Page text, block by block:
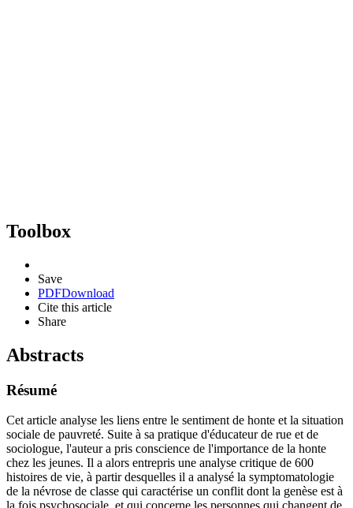
Toolbox
Save
PDFDownload
Cite this article
Share
Abstracts
Résumé
Cet article analyse les liens entre le sentiment de honte et la situation
sociale de pauvreté. Suite à sa pratique d'éducateur de rue et de
sociologue, l'auteur a pris conscience de l'importance de la honte
chez les jeunes. Il a alors entrepris une analyse critique de 600
histoires de vie, à partir desquelles il a analysé la symptomatologie
de la névrose de classe qui caractérise un conflit dont la genèse est à